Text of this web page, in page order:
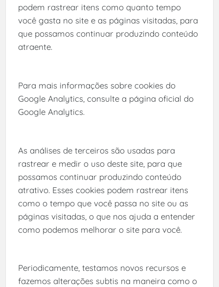
podem rastrear itens como quanto tempo
você gasta no site e as páginas visitadas, para
que possamos continuar produzindo conteúdo
atraente.
Para mais informações sobre cookies do
Google Analytics, consulte a página oficial do
Google Analytics.
As análises de terceiros são usadas para
rastrear e medir o uso deste site, para que
possamos continuar produzindo conteúdo
atrativo. Esses cookies podem rastrear itens
como o tempo que você passa no site ou as
páginas visitadas, o que nos ajuda a entender
como podemos melhorar o site para você.
Periodicamente, testamos novos recursos e
fazemos alterações subtis na maneira como o